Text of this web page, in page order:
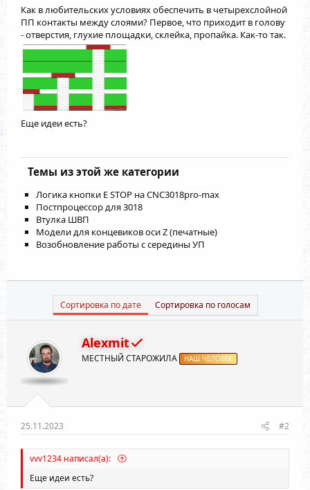
Как в любительских условиях обеспечить в четырехслойной
ПП контакты между слоями? Первое, что приходит в голову
- отверстия, глухие площадки, склейка, пропайка. Как-то так.
Еще идеи есть?
Темы из этой же категории
Логика кнопки E STOP на CNC3018pro-max
Постпроцессор для 3018
Втулка ШВП
Модели для концевиков оси Z (печатные)
Возобновление работы с середины УП
Сортировка по дате Сортировка по голосам
Alexmit
МЕСТНЫЙ СТАРОЖИЛА НАШ ЧЕЛОВЕК
25.11.2023 #2
vvv1234 написал(а):
Еще идеи есть?